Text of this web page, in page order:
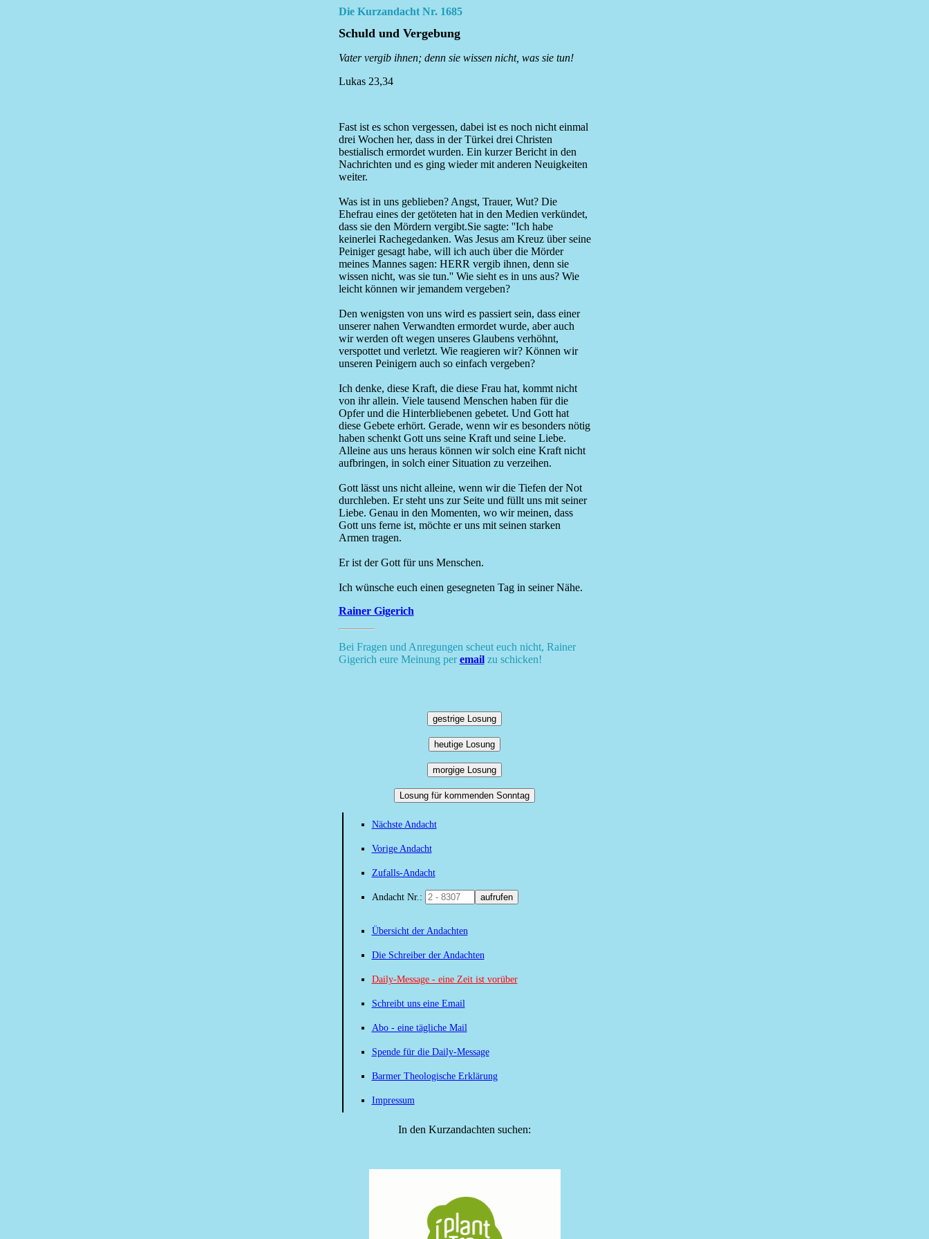
Die Kurzandacht Nr. 1685
Schuld und Vergebung
Vater vergib ihnen; denn sie wissen nicht, was sie tun!
Lukas 23,34
Fast ist es schon vergessen, dabei ist es noch nicht einmal
drei Wochen her, dass in der Türkei drei Christen
bestialisch ermordet wurden. Ein kurzer Bericht in den
Nachrichten und es ging wieder mit anderen Neuigkeiten
weiter.
Was ist in uns geblieben? Angst, Trauer, Wut? Die
Ehefrau eines der getöteten hat in den Medien verkündet,
dass sie den Mördern vergibt.Sie sagte: ''Ich habe
keinerlei Rachegedanken. Was Jesus am Kreuz über seine
Peiniger gesagt habe, will ich auch über die Mörder
meines Mannes sagen: HERR vergib ihnen, denn sie
wissen nicht, was sie tun.'' Wie sieht es in uns aus? Wie
leicht können wir jemandem vergeben?
Den wenigsten von uns wird es passiert sein, dass einer
unserer nahen Verwandten ermordet wurde, aber auch
wir werden oft wegen unseres Glaubens verhöhnt,
verspottet und verletzt. Wie reagieren wir? Können wir
unseren Peinigern auch so einfach vergeben?
Ich denke, diese Kraft, die diese Frau hat, kommt nicht
von ihr allein. Viele tausend Menschen haben für die
Opfer und die Hinterbliebenen gebetet. Und Gott hat
diese Gebete erhört. Gerade, wenn wir es besonders nötig
haben schenkt Gott uns seine Kraft und seine Liebe.
Alleine aus uns heraus können wir solch eine Kraft nicht
aufbringen, in solch einer Situation zu verzeihen.
Gott lässt uns nicht alleine, wenn wir die Tiefen der Not
durchleben. Er steht uns zur Seite und füllt uns mit seiner
Liebe. Genau in den Momenten, wo wir meinen, dass
Gott uns ferne ist, möchte er uns mit seinen starken
Armen tragen.
Er ist der Gott für uns Menschen.
Ich wünsche euch einen gesegneten Tag in seiner Nähe.
Rainer Gigerich
Bei Fragen und Anregungen scheut euch nicht, Rainer
Gigerich eure Meinung peremailzu schicken!
gestrige Losung
heutige Losung
morgige Losung
Losung für kommenden Sonntag
Nächste Andacht
Vorige Andacht
Zufalls-Andacht
Andacht Nr.: aufrufen
Übersicht der Andachten
Die Schreiber der Andachten
Daily-Message - eine Zeit ist vorüber
Schreibt uns eine Email
Abo - eine tägliche Mail
Spende für die Daily-Message
Barmer Theologische Erklärung
Impressum
In den Kurzandachten suchen: